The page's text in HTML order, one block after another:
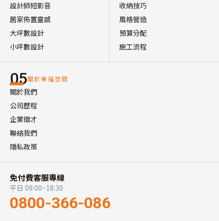
設計師短影音
居家佈置靈感
大坪數設計
小坪數設計
收納技巧
風格營造
預算分配
施工流程
05關於幸福空間
關於我們
公司歷程
企業徵才
聯絡我們
隱私政策
免付費客服專線
平日 09:00~18:30
0800-366-086